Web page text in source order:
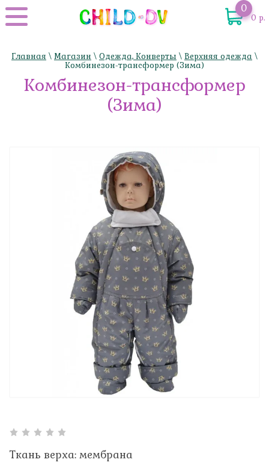
0
0 р.
Главная \ Магазин \ Одежда, Конверты \ Верхняя одежда \
Комбинезон-трансформер (Зима)
Комбинезон-трансформер
(Зима)
Ткань верха: мембрана